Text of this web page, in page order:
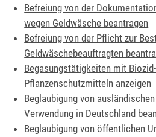
Befreiung von der
wegen Geldwäsche beantragen
Befreiung von der Pflicht zur
Geldwäschebeauftragten
Begasungstätigkeiten mit
Pflanzenschutzmitteln anzeigen
Beglaubigung von
Verwendung in Deutschland
Beglaubigung von öffentlichen